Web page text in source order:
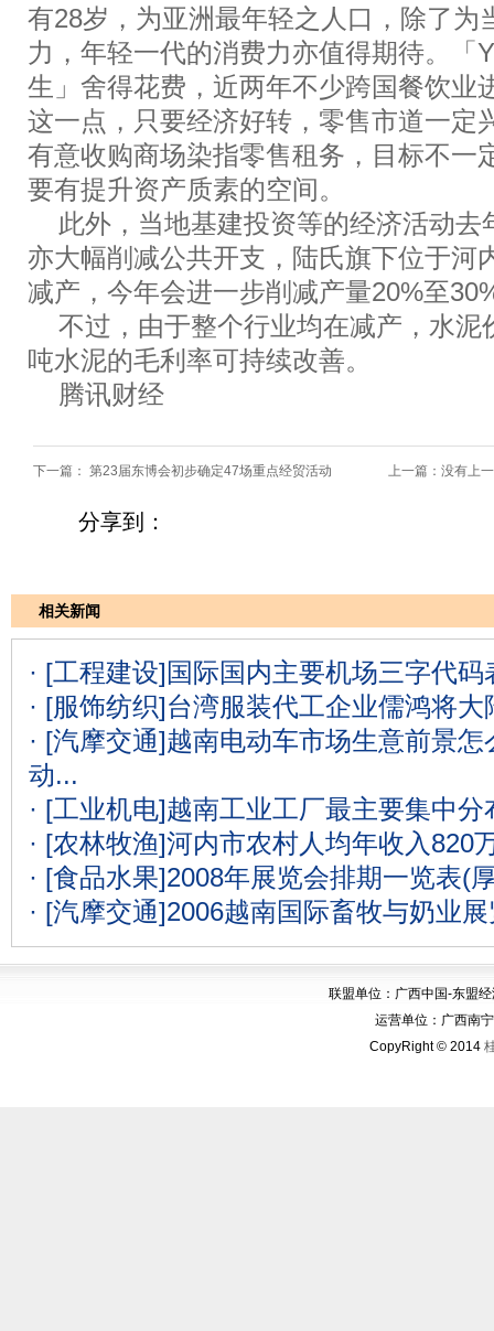
有28岁，为亚洲最年轻之人口，除了为
力，年轻一代的消费力亦值得期待。「
生」舍得花费，近两年不少跨国餐饮业
这一点，只要经济好转，零售市道一定
有意收购商场染指零售租务，目标不一
要有提升资产质素的空间。
此外，当地基建投资等的经济活动去
亦大幅削减公共开支，陆氏旗下位于河
减产，今年会进一步削减产量20%至
不过，由于整个行业均在减产，水泥
吨水泥的毛利率可持续改善。
腾讯财经
下一篇： 第23届东博会初步确定47场重点经贸活动 上一篇：没有上一
分享到：
相关新闻
· [工程建设]国际国内主要机场三字代码
· [服饰纺织]台湾服装代工企业儒鸿将
· [汽摩交通]越南电动车市场生意前景怎
动...
· [工业机电]越南工业工厂最主要集中分
· [农林牧渔]河内市农村人均年收入820
· [食品水果]2008年展览会排期一览表(
· [汽摩交通]2006越南国际畜牧与奶业
联盟单位：广西中国-东盟
运营单位：广西南
CopyRight © 2014